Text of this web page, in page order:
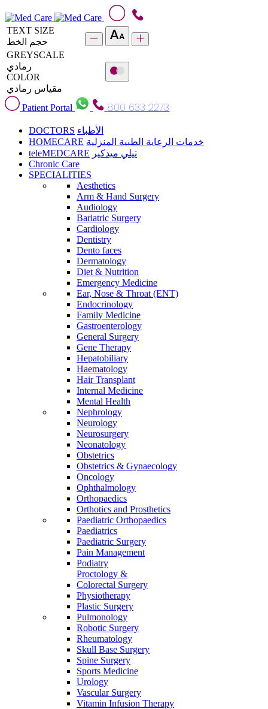
TEXT SIZE
حجم الخط
GREYSCALE
رمادي
COLOR
مقياس رمادي
Patient Portal
800 633 2273
DOCTORS الأطباء
HOMECARE خدمات الرعاية الطبية المنزلية
teleMEDCARE تيلي ميدكير
Chronic Care
SPECIALITIES
Aesthetics
Arm & Hand Surgery
Audiology
Bariatric Surgery
Cardiology
Dentistry
Dento faces
Dermatology
Diet & Nutrition
Emergency Medicine
Ear, Nose & Throat (ENT)
Endocrinology
Family Medicine
Gastroenterology
General Surgery
Gene Therapy
Hepatobiliary
Haematology
Hair Transplant
Internal Medicine
Mental Health
Nephrology
Neurology
Neurosurgery
Neonatology
Obstetrics
Obstetrics & Gynaecology
Oncology
Ophthalmology
Orthopaedics
Orthotics and Prosthetics
Paediatric Orthopaedics
Paediatrics
Paediatric Surgery
Pain Management
Podiatry
Proctology &
Colorectal Surgery
Physiotherapy
Plastic Surgery
Pulmonology
Robotic Surgery
Rheumatology
Skull Base Surgery
Spine Surgery
Sports Medicine
Urology
Vascular Surgery
Vitamin Infusion Therapy